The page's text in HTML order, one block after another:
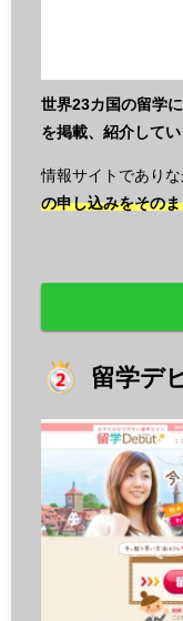
世界23カ国の留学
を掲載、紹介してい
情報サイトであり
の申し込みをその
留学デ